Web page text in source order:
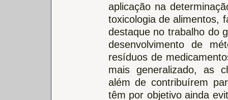
aplicação na
toxicologia de alimentos,
destaque no trabalho do
desenvolvimento de
resíduos de
mais generalizado, as
além de contribuírem
têm por objetivo ainda